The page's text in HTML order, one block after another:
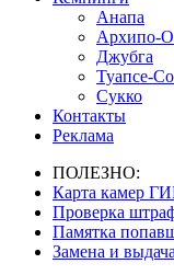
Анапа
Архипо-
Джубга
Туапсе-
Сукко
Контакты
Реклама
ПОЛЕЗНО:
Карта камер
Проверка
Памятка
Замена и